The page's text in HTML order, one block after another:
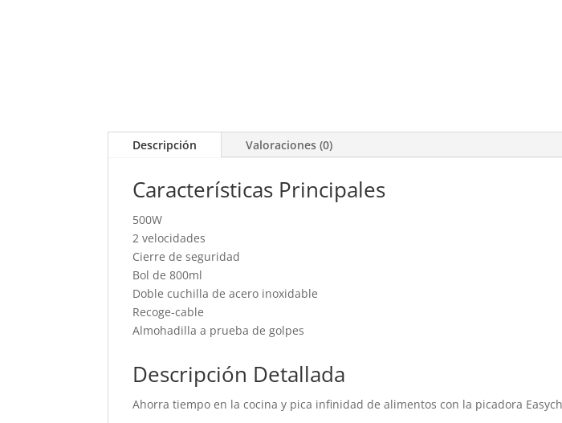
Descripción Valoraciones (0)
Características Principales
500W
2 velocidades
Cierre de seguridad
Bol de 800ml
Doble cuchilla de acero inoxidable
Recoge-cable
Almohadilla a prueba de golpes
Descripción Detallada
Ahorra tiempo en la cocina y pica infinidad de alimentos con la picadora